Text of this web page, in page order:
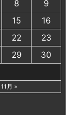
8
9
15
16
22
23
29
30
11月 »